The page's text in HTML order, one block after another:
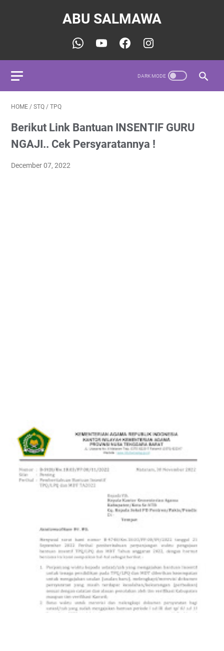
ABU SALMAWA
HOME / STQ / TPQ
Berikut Link Bantuan INSENTIF GURU
NGAJI.. Cek Persyaratannya !
December 07, 2022